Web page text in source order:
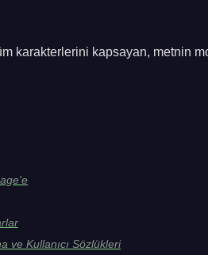
karakterlerini kapsayan, metnin
ve Kullanıcı Sözlükleri